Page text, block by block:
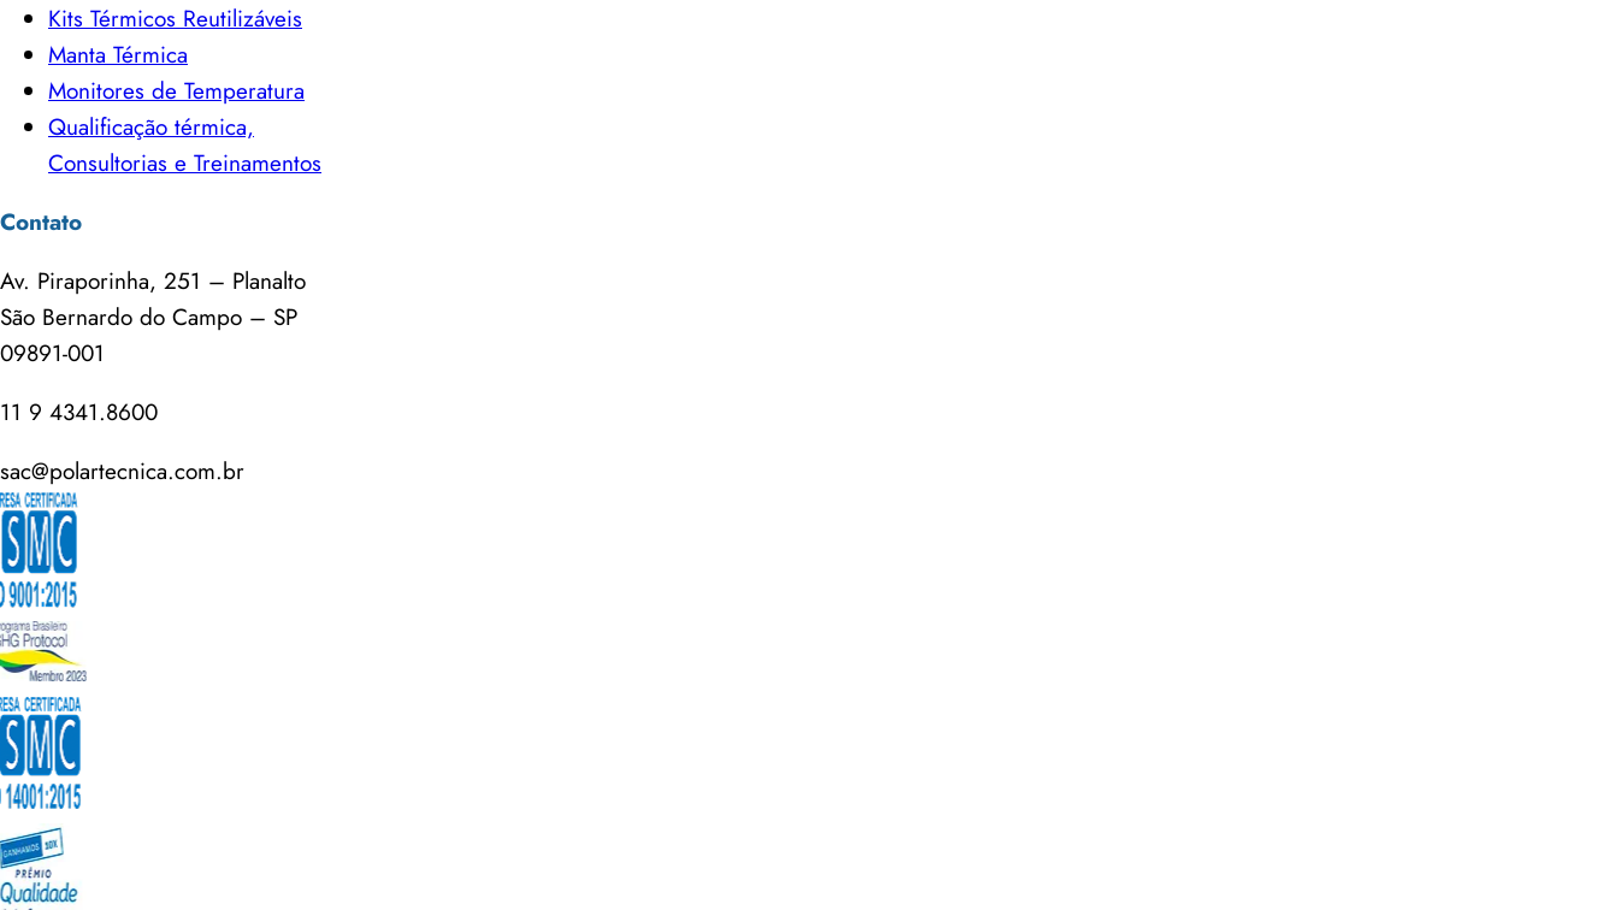
Kits Térmicos Reutilizáveis
Manta Térmica
Monitores de Temperatura
Qualificação térmica,
Consultorias e Treinamentos
Contato
Av. Piraporinha, 251 – Planalto
São Bernardo do Campo – SP
09891-001
11 9 4341.8600
sac@polartecnica.com.br